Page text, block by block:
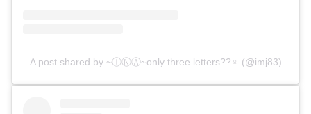
A post shared by ~ⒾⓃⒶ~only three letters??‍♀️ (@imj83)